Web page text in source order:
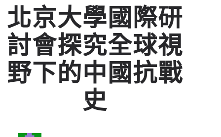
北京大學國際研
討會探究全球視
野下的中國抗戰
史